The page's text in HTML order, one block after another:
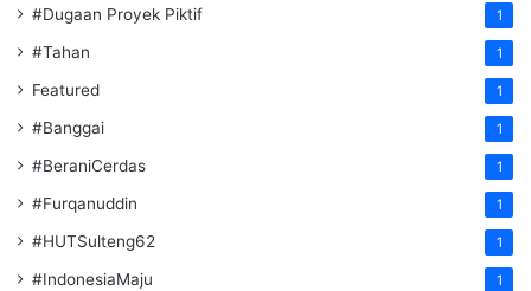
#Dugaan Proyek Piktif 1
#Tahan 1
Featured 1
#Banggai 1
#BeraniCerdas 1
#Furqanuddin 1
#HUTSulteng62 1
#IndonesiaMaju 1